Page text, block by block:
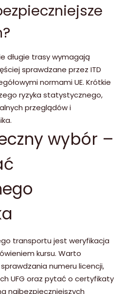
długie trasy wymagają
sprawdzane przez ITD
normami UE. Krótkie
ryzyka statystycznego,
przeglądów i
wybór –
transportu jest weryfikacja
kursu. Warto
numeru licencji,
UFG oraz pytać o certyfikaty
najbezpieczniejszych